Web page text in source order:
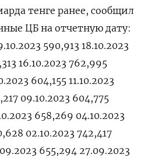
тенге ранее, сообщил
ЦБ на отчетную дату:
590,913 18.10.2023
16.10.2023 762,995
604,155 11.10.2023
09.10.2023 604,775
658,269 04.10.2023
02.10.2023 742,417
655,294 27.09.2023